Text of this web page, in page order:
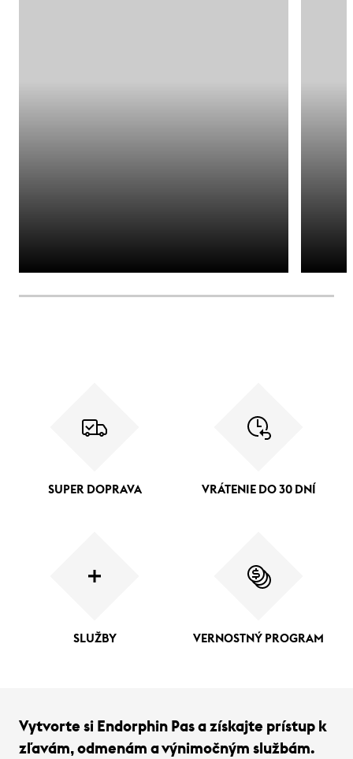
SUPER DOPRAVA VRÁTENIE DO 30 DNÍ
SLUŽBY VERNOSTNÝ PROGRAM
Vytvorte si Endorphin Pas a získajte prístup k
zľavám, odmenám a výnimočným službám.